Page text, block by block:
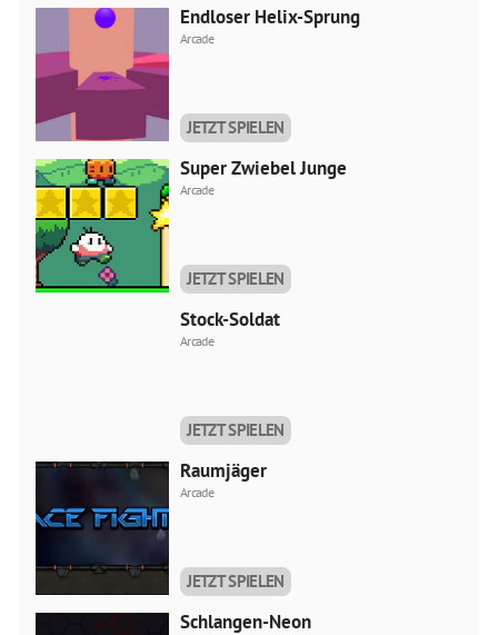
Endloser Helix-Sprung
Arcade
JETZT SPIELEN
Super Zwiebel Junge
Arcade
JETZT SPIELEN
Stock-Soldat
Arcade
JETZT SPIELEN
Raumjäger
Arcade
JETZT SPIELEN
Schlangen-Neon